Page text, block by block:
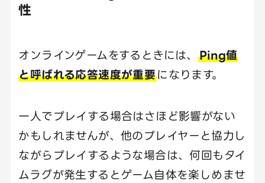
性
オンラインゲームをするときには、 Ping値
と呼ばれる応答速度が重要になります。
一人でプレイする場合はさほど影響がない
かもしれませんが、他のプレイヤーと協力し
ながらプレイするような場合は、何回もタイ
ムラグが発生するとゲーム自体を楽しめませ